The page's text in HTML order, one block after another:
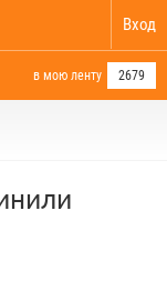
Вход
в мою ленту 2679